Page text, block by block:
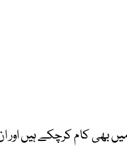
بھی کام کرچکے ہیں اور